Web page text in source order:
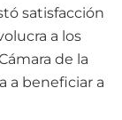
satisfacción
a los
de la
a beneficiar a